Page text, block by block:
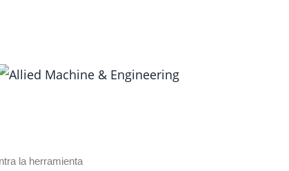
la herramienta